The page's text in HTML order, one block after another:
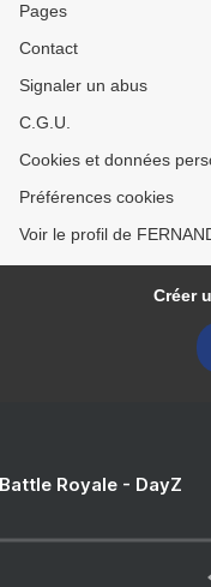
Pages
Contact
Signaler un abus
C.G.U.
Cookies et données
Préférences cookies
Voir le profil de
Créer
Royale - DayZ